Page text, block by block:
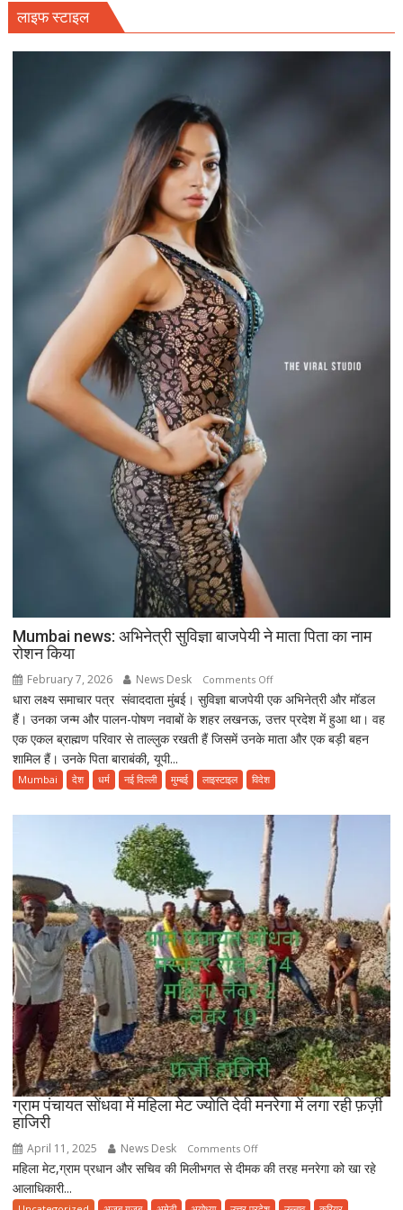
हमला
लाइफ स्टाइल
Mumbai news: अभिनेत्री सुविज्ञा बाजपेयी ने माता पिता का नाम
रोशन किया
February 7, 2026 News Desk Comments Offon
Mumbai
news:
अभिनेत्री
माता
पिता
का
रोशन
किया
धारा लक्ष्य समाचार पत्र संवाददाता मुंबई। सुविज्ञा बाजपेयी एक अभिनेत्री और मॉडल
हैं। उनका जन्म और पालन-पोषण नवाबों के शहर लखनऊ, उत्तर प्रदेश में हुआ था। वह
एक एकल ब्राह्मण परिवार से ताल्लुक रखती हैं जिसमें उनके माता और एक बड़ी बहन
शामिल हैं। उनके पिता बाराबंकी, यूपी...
Mumbai देश धर्म नई दिल्ली मुम्बई लाइस्टाइल विदेश
ग्राम पंचायत सोंधवा में महिला मेट ज्योति देवी मनरेगा में लगा रही फ़र्ज़ी
हाजिरी
April 11, 2025 News Desk Comments Offon
ग्राम
सोंधवा
महिला मेट,ग्राम प्रधान और सचिव की मिलीभगत से दीमक की तरह मनरेगा को खा रहे
आलाधिकारी...